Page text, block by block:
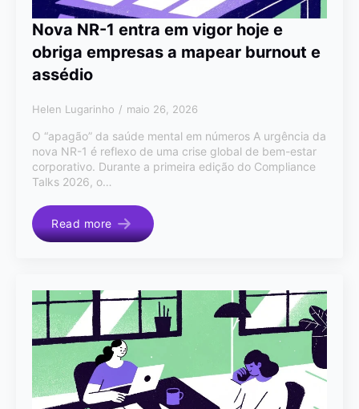
Nova NR-1 entra em vigor hoje e
obriga empresas a mapear burnout e
assédio
Helen Lugarinho maio 26, 2026
O “apagão” da saúde mental em números A urgência da
nova NR-1 é reflexo de uma crise global de bem-estar
corporativo. Durante a primeira edição do Compliance
Talks 2026, o…
Read more